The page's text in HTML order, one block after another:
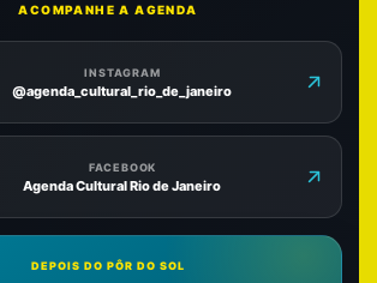
ACOMPANHE A AGENDA
INSTAGRAM
@agenda_cultural_rio_de_janeiro
FACEBOOK
Agenda Cultural Rio de Janeiro
DEPOIS DO PÔR DO SOL